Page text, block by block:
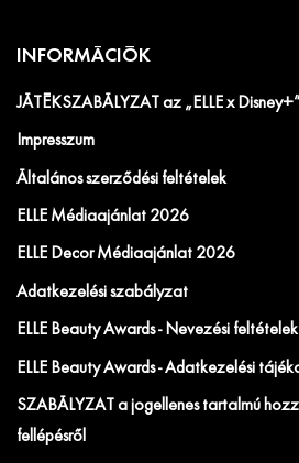
INFORMÁCIÓK
JÁTÉKSZABÁLYZAT az „ELLE x
Impresszum
Általános szerződési feltételek
ELLE Médiaajánlat 2026
ELLE Decor Médiaajánlat 2026
Adatkezelési szabályzat
ELLE Beauty Awards - Nevezési feltételek
ELLE Beauty Awards - Adatkezelési
SZABÁLYZAT a jogellenes tartalmú
fellépésről